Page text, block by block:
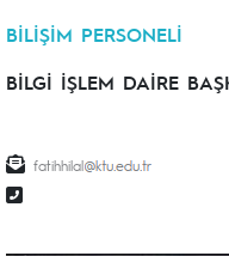
BİLİŞİM PERSONELİ
BİLGİ İŞLEM DAİRE
fatihhilal